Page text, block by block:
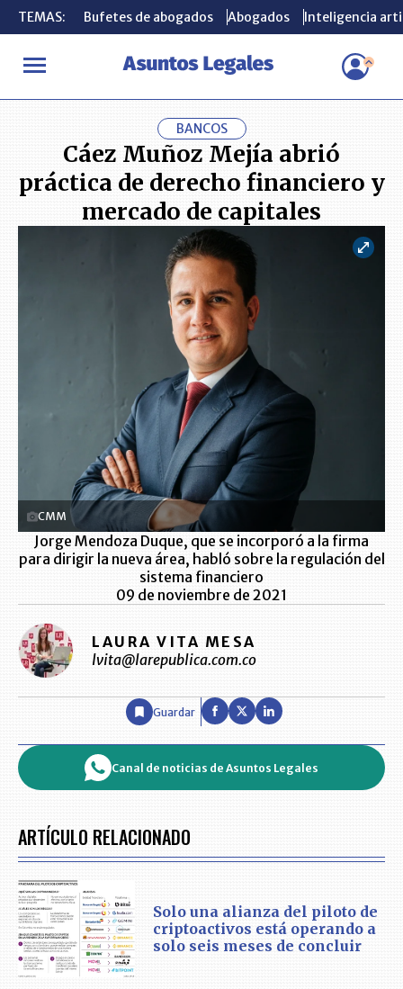
TEMAS: Bufetes de abogados Abogados Inteligencia
INICIO CONSUMIDOR Cáez Muñoz Mejía abrió práctica de
TEMAS: Bufetes de abogados Abogados Inteligencia
BANCOS
Cáez Muñoz Mejía abrió
práctica de derecho financiero y
mercado de capitales
CMM
Jorge Mendoza Duque, que se incorporó a la firma
para dirigir la nueva área, habló sobre la regulación del
sistema financiero
09 de noviembre de 2021
LAURA VITA MESA
lvita@larepublica.com.co
Guardar
Canal de noticias de Asuntos Legales
ARTÍCULO RELACIONADO
Solo una alianza del piloto de
criptoactivos está operando a
solo seis meses de concluir